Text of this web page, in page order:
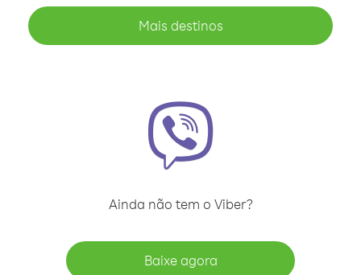
Mais destinos
Ainda não tem o Viber?
Baixe agora